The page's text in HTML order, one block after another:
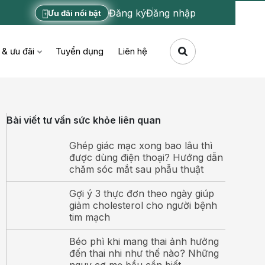
Ưu đãi nổi bật Đăng kýĐăng nhập
ưu đãi Tuyển dụng Liên hệ
Bài viết tư vấn sức khỏe liên quan
Ghép giác mạc xong bao lâu thì
được dùng điện thoại? Hướng dẫn
chăm sóc mắt sau phẫu thuật
Gợi ý 3 thực đơn theo ngày giúp
giảm cholesterol cho người bệnh
tim mạch
Béo phì khi mang thai ảnh hưởng
đến thai nhi như thế nào? Những